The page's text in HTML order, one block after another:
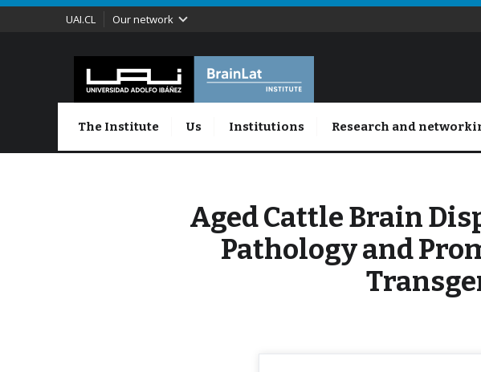
UAI.CL Our network
The Institute Us Institutions Research and
Aged Cattle Brain
Pathology and